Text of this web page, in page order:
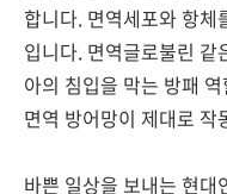
합니다. 면역세포와 항체
입니다. 면역글로불린
아의 침입을 막는 방패
면역 방어망이 제대로 작
바쁜 일상을 보내는 현